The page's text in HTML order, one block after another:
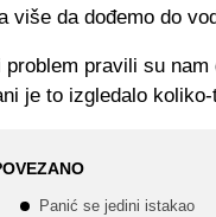
više da dođemo do
problem pravili su
je to izgledalo
Panić se jedini istakao